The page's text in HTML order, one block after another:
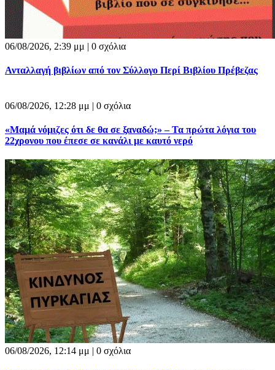
06/08/2026, 2:39 μμ | 0 σχόλια
Ανταλλαγή βιβλίων από τον Σύλλογο Περί Βιβλίου Πρέβεζας
06/08/2026, 12:28 μμ | 0 σχόλια
«Μαμά νόμιζες ότι δε θα σε ξαναδώ;» – Τα πρώτα λόγια του
22χρονου που έπεσε σε κανάλι με καυτό νερό
06/08/2026, 12:14 μμ | 0 σχόλια